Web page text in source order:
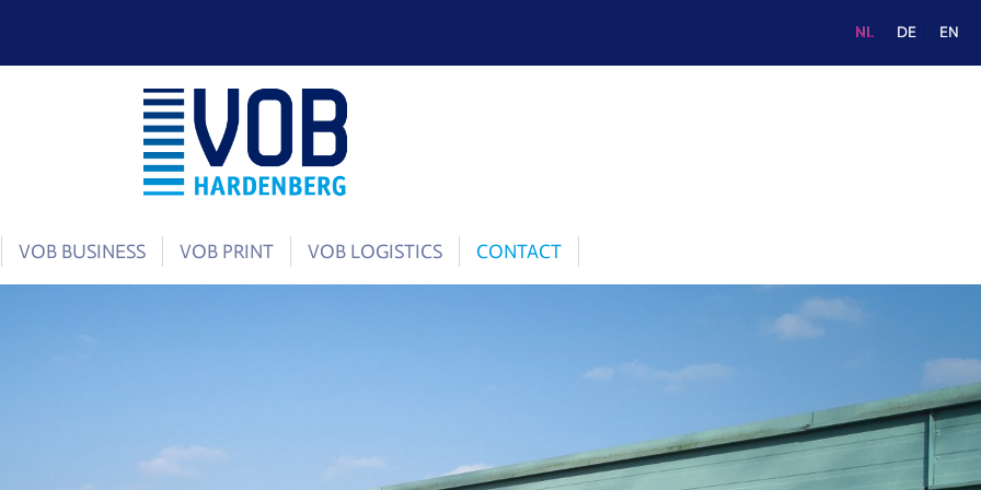
NL DE EN
VOB BUSINESS VOB PRINT VOB LOGISTICS CONTACT